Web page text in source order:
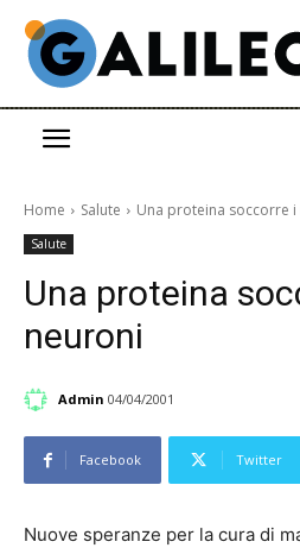
Home Salute Una proteina soccorre i
Salute
Una proteina
neuroni
Admin 04/04/2001
Facebook Twitter
Nuove speranze per la cura di